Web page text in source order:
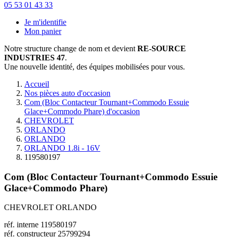
05 53 01 43 33
Je m'identifie
Mon panier
Notre structure change de nom et devient RE-SOURCE
INDUSTRIES 47.
Une nouvelle identité, des équipes mobilisées pour vous.
Accueil
Nos pièces auto d'occasion
Com (Bloc Contacteur Tournant+Commodo Essuie
Glace+Commodo Phare) d'occasion
CHEVROLET
ORLANDO
ORLANDO
ORLANDO 1.8i - 16V
119580197
Com (Bloc Contacteur Tournant+Commodo Essuie
Glace+Commodo Phare)
CHEVROLET ORLANDO
réf. interne 119580197
réf. constructeur 25799294